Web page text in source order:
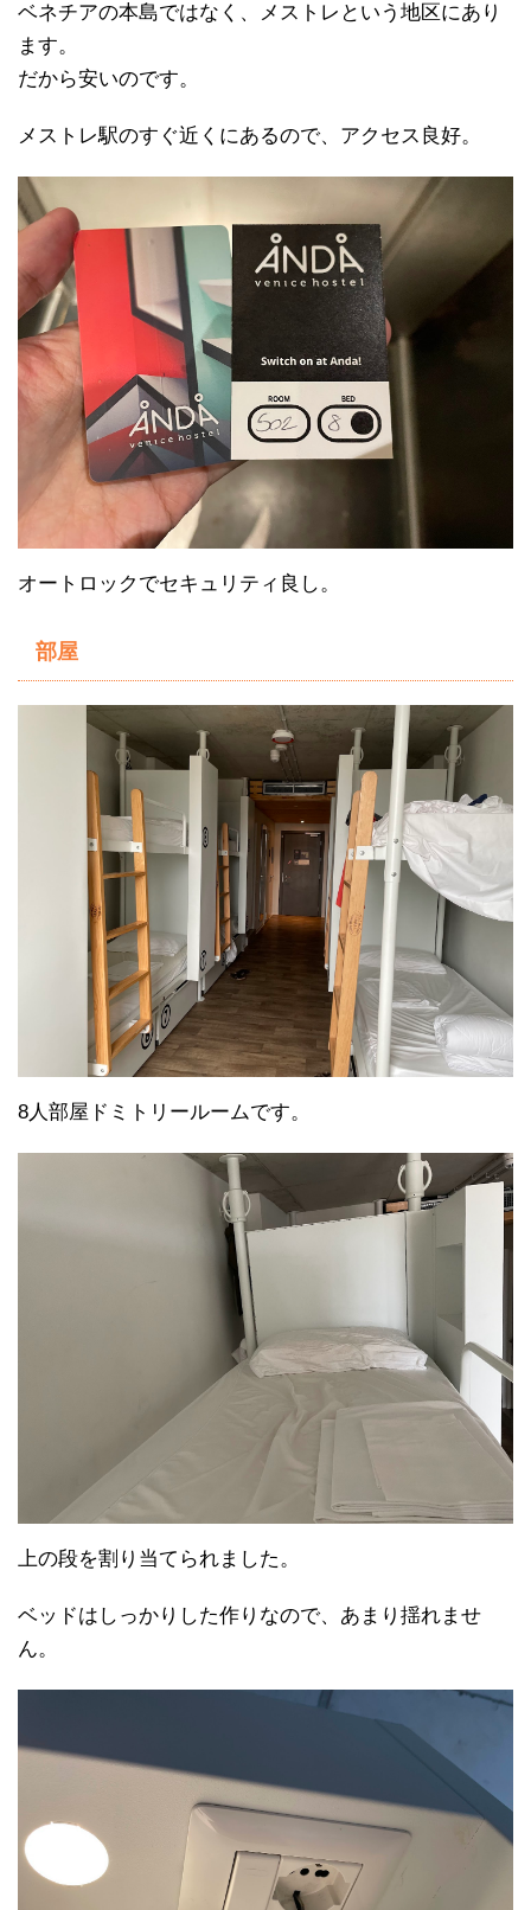
ベネチアの本島ではなく、メストレという地区にあり
ます。
だから安いのです。
メストレ駅のすぐ近くにあるので、アクセス良好。
オートロックでセキュリティ良し。
部屋
8人部屋ドミトリールームです。
上の段を割り当てられました。
ベッドはしっかりした作りなので、あまり揺れませ
ん。